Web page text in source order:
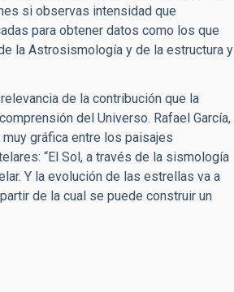
si observas intensidad que
para obtener datos como los que
la Astrosismología y de la estructura y
de la contribución que la
del Universo. Rafael García,
gráfica entre los paisajes
“El Sol, a través de la sismología
Y la evolución de las estrellas va a
de la cual se puede construir un